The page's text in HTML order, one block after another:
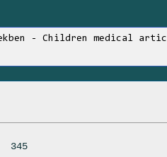
- Children medical
345